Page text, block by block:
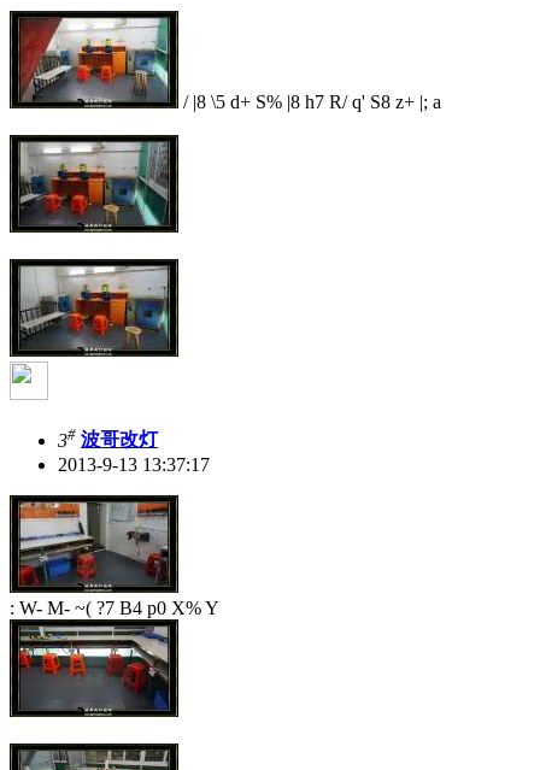
/ |8 \5 d+ S% |8 h7 R/ q' S8 z+ |; a
3# 波哥改灯
2013-9-13 13:37:17
: W- M- ~( ?7 B4 p0 X% Y